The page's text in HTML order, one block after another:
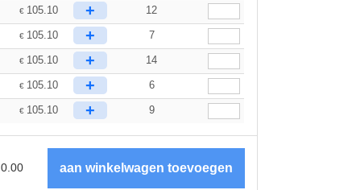
€ 105.10 + 12
€ 105.10 + 7
€ 105.10 + 14
€ 105.10 + 6
€ 105.10 + 9
0.00